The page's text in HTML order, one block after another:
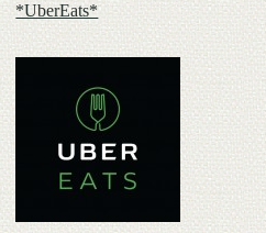
*UberEats*